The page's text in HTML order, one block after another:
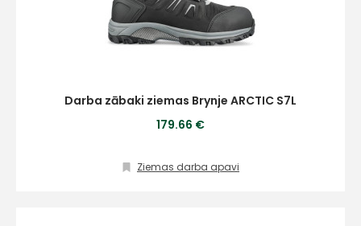
Darba zābaki ziemas Brynje ARCTIC S7L
179.66 €
Ziemas darba apavi